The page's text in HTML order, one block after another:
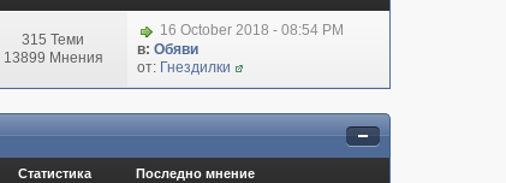
315 Теми
13899 Мнения
16 October 2018 - 08:54 PM
в: Обяви
от: Гнездилки
Статистика Последно мнение